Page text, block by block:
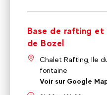
Base de rafting et
de Bozel
Chalet Rafting, Ile
fontaine
Voir sur Google